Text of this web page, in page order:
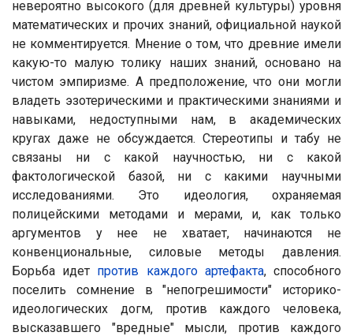
невероятно высокого (для древней культуры) уровня
математических и прочих знаний, официальной наукой
не комментируется. Мнение о том, что древние имели
какую-то малую толику наших знаний, основано на
чистом эмпиризме. А предположение, что они могли
владеть эзотерическими и практическими знаниями и
навыками, недоступными нам, в академических
кругах даже не обсуждается. Стереотипы и табу не
связаны ни с какой научностью, ни с какой
фактологической базой, ни с какими научными
исследованиями. Это идеология, охраняемая
полицейскими методами и мерами, и, как только
аргументов у нее не хватает, начинаются не
конвенциональные, силовые методы давления.
Борьба идет против каждого артефакта, способного
поселить сомнение в "непогрешимости" историко-
идеологических догм, против каждого человека,
высказавшего "вредные" мысли, против каждого